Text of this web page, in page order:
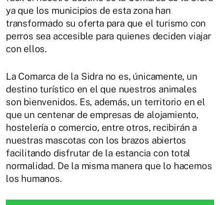
ya que los municipios de esta zona han
transformado su oferta para que el turismo con
perros sea accesible para quienes deciden viajar
con ellos.
La Comarca de la Sidra no es, únicamente, un
destino turístico en el que nuestros animales
son bienvenidos. Es, además, un territorio en el
que un centenar de empresas de alojamiento,
hostelería o comercio, entre otros, recibirán a
nuestras mascotas con los brazos abiertos
facilitando disfrutar de la estancia con total
normalidad. De la misma manera que lo hacemos
los humanos.